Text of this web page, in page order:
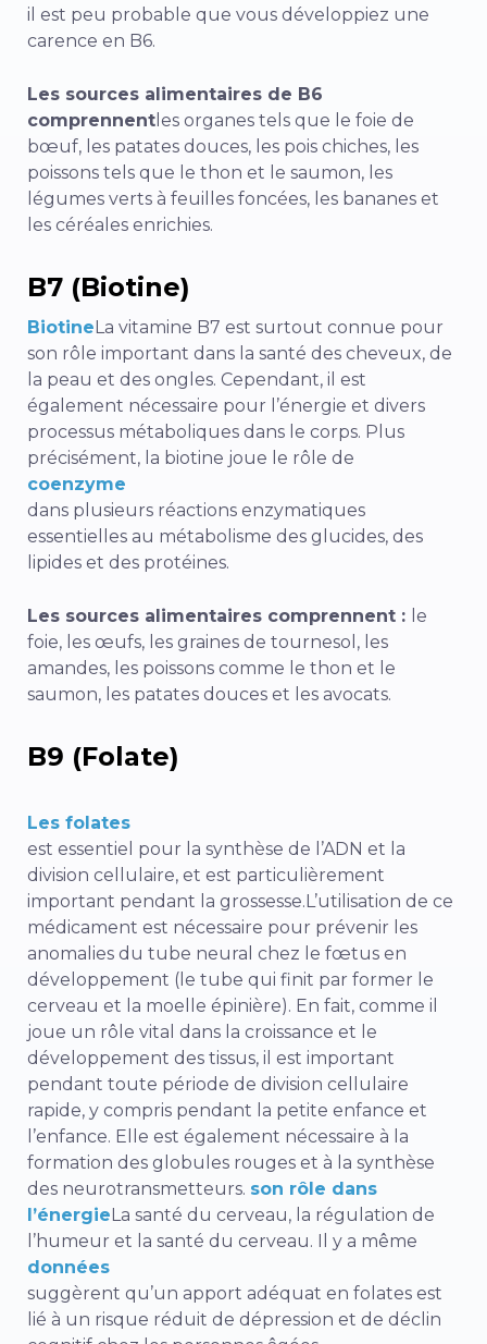
il est peu probable que vous développiez une
carence en B6.
Les sources alimentaires de B6
comprennent les organes tels que le foie de
bœuf, les patates douces, les pois chiches, les
poissons tels que le thon et le saumon, les
légumes verts à feuilles foncées, les bananes et
les céréales enrichies.
B7 (Biotine)
BiotineLa vitamine B7 est surtout connue pour
son rôle important dans la santé des cheveux, de
la peau et des ongles. Cependant, il est
également nécessaire pour l’énergie et divers
processus métaboliques dans le corps. Plus
précisément, la biotine joue le rôle de
coenzyme
dans plusieurs réactions enzymatiques
essentielles au métabolisme des glucides, des
lipides et des protéines.
Les sources alimentaires comprennent : le
foie, les œufs, les graines de tournesol, les
amandes, les poissons comme le thon et le
saumon, les patates douces et les avocats.
B9 (Folate)
Les folates
est essentiel pour la synthèse de l’ADN et la
division cellulaire, et est particulièrement
important pendant la grossesse.L’utilisation de ce
médicament est nécessaire pour prévenir les
anomalies du tube neural chez le fœtus en
développement (le tube qui finit par former le
cerveau et la moelle épinière). En fait, comme il
joue un rôle vital dans la croissance et le
développement des tissus, il est important
pendant toute période de division cellulaire
rapide, y compris pendant la petite enfance et
l’enfance. Elle est également nécessaire à la
formation des globules rouges et à la synthèse
des neurotransmetteurs. son rôle dans
l’énergieLa santé du cerveau, la régulation de
l’humeur et la santé du cerveau. Il y a même
données
suggèrent qu’un apport adéquat en folates est
lié à un risque réduit de dépression et de déclin